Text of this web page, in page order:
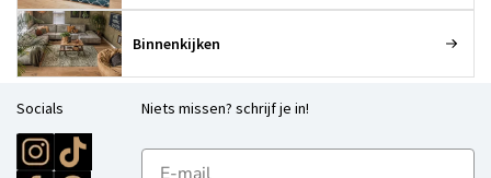
Binnenkijken
Socials Niets missen? schrijf je in!
E-mailadres